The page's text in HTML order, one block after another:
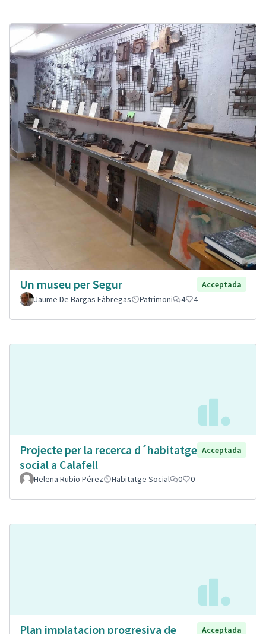
Un museu per Segur
Acceptada
Jaume De Bargas Fàbregas
Patrimoni 4 4
Projecte per la recerca d´habitatge
social a Calafell
Acceptada
Helena Rubio Pérez Habitatge Social 0 0
Plan implatacion progresiva de Acceptada